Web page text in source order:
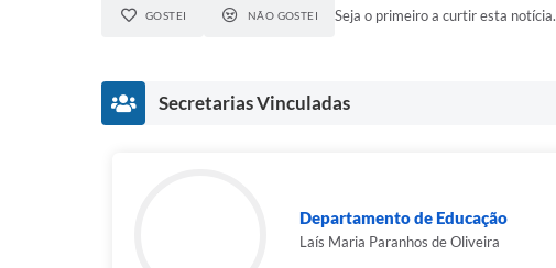
GOSTEI NÃO GOSTEI Seja o primeiro a curtir esta notícia.
Secretarias Vinculadas
Departamento de Educação
Laís Maria Paranhos de Oliveira